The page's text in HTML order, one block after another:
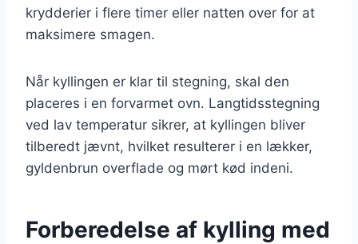
krydderier i flere timer eller natten over for at
maksimere smagen.
Når kyllingen er klar til stegning, skal den
placeres i en forvarmet ovn. Langtidsstegning
ved lav temperatur sikrer, at kyllingen bliver
tilberedt jævnt, hvilket resulterer i en lækker,
gyldenbrun overflade og mørt kød indeni.
Forberedelse af kylling med